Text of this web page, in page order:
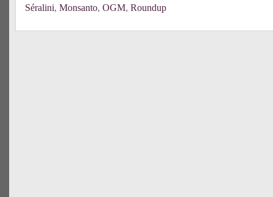
Séralini, Monsanto, OGM, Roundup